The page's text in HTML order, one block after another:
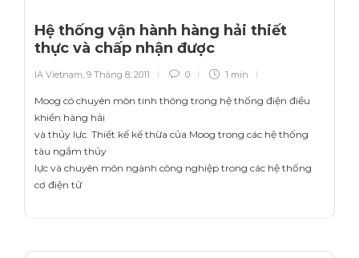
Hệ thống vận hành hàng hải thiết
thực và chấp nhận được
IA Vietnam, 9 Tháng 8, 2011 0 1 min
Moog có chuyên môn tinh thông trong hệ thống điện điều
khiển hàng hải
và thủy lực. Thiết kế kế thừa của Moog trong các hệ thống
tàu ngầm thủy
lực và chuyên môn ngành công nghiệp trong các hệ thống
cơ điện tử